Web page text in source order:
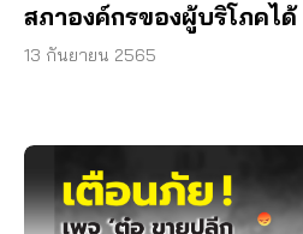
สภาองค์กรของผู้บริโภคได้
13 กันยายน 2565